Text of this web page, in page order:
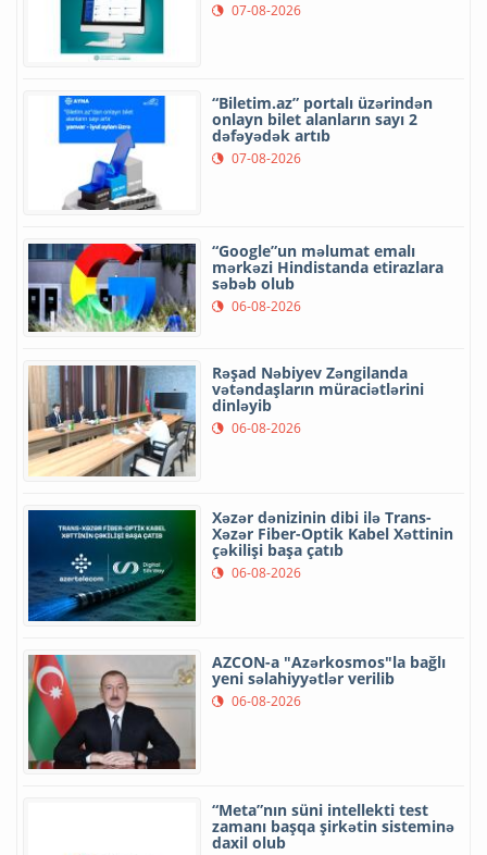
07-08-2026
“Biletim.az” portalı üzərindən
onlayn bilet alanların sayı 2
dəfəyədək artıb
07-08-2026
“Google”un məlumat emalı
mərkəzi Hindistanda etirazlara
səbəb olub
06-08-2026
Rəşad Nəbiyev Zəngilanda
vətəndaşların müraciətlərini
dinləyib
06-08-2026
Xəzər dənizinin dibi ilə Trans-
Xəzər Fiber-Optik Kabel Xəttinin
çəkilişi başa çatıb
06-08-2026
AZCON-a "Azərkosmos"la bağlı
yeni səlahiyyətlər verilib
06-08-2026
“Meta”nın süni intellekti test
zamanı başqa şirkətin sisteminə
daxil olub